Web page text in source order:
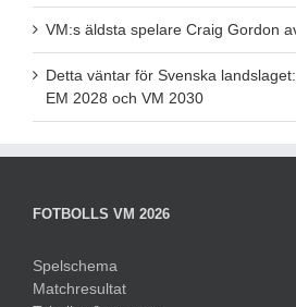
VM:s äldsta spelare Craig Gordon
Detta väntar för Svenska
EM 2028 och VM 2030
FOTBOLLS VM 2026
Spelschema
Matchresultat